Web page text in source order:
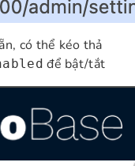
có thể kéo thả
để bật/tắt